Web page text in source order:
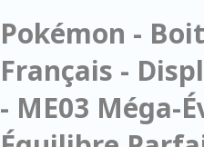
Pokémon -
Français -
- ME03 Méga-